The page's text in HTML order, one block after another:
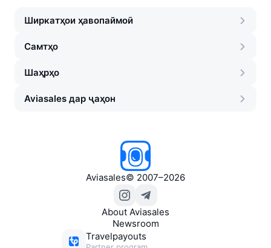
Ширкатҳои ҳавопаймоӣ
Самтҳо
Шаҳрҳо
Aviasales дар ҷаҳон
Aviasales© 2007–2026
About Aviasales
Newsroom
Travelpayouts